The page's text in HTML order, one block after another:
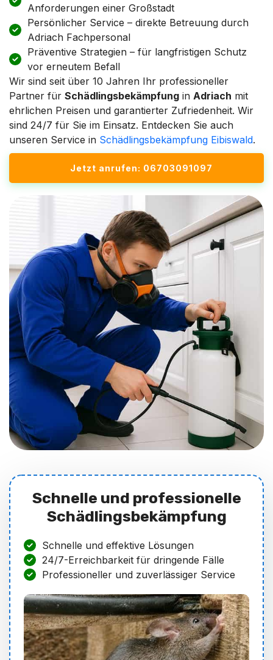
Anforderungen einer Großstadt
Persönlicher Service – direkte Betreuung durch
Adriach Fachpersonal
Präventive Strategien – für langfristigen Schutz
vor erneutem Befall
Wir sind seit über 10 Jahren Ihr professioneller
Partner für Schädlingsbekämpfung in Adriach mit
ehrlichen Preisen und garantierter Zufriedenheit. Wir
sind 24/7 für Sie im Einsatz. Entdecken Sie auch
unseren Service in Schädlingsbekämpfung Eibiswald.
Jetzt anrufen: 06703091097
Schnelle und professionelle
Schädlingsbekämpfung
Schnelle und effektive Lösungen
24/7-Erreichbarkeit für dringende Fälle
Professioneller und zuverlässiger Service